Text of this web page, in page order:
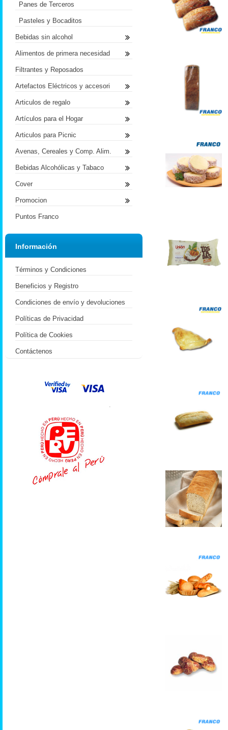
Panes de Terceros
Pasteles y Bocaditos
Bebidas sin alcohol
Alimentos de primera necesidad
Filtrantes y Reposados
Artefactos Eléctricos y accesori
Articulos de regalo
Artículos para el Hogar
Articulos para Picnic
Avenas, Cereales y Comp. Alim.
Bebidas Alcohólicas y Tabaco
Cover
Promocion
Puntos Franco
Información
Términos y Condiciones
Beneficios y Registro
Condiciones de envío y devoluciones
Políticas de Privacidad
Política de Cookies
Contáctenos
.